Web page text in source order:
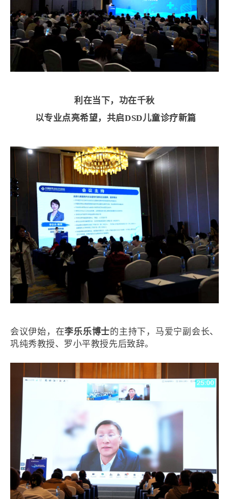
利在当下，功在千秋
以专业点亮希望，共启DSD儿童诊疗新篇
会议伊始，在李乐乐博士的主持下，马爱宁副会长、
巩纯秀教授、罗小平教授先后致辞。